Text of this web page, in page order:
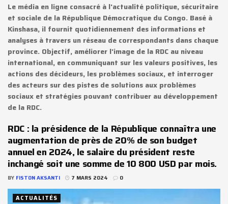
Le média en ligne consacré à l'actualité politique, sécuritaire
et sociale de la République Démocratique du Congo. Basé à
Kinshasa, il fournit quotidiennement des informations et
analyses à travers un réseau de correspondants dans chaque
province. Objectif, améliorer l'image de la RDC au niveau
international, en communiquant sur les valeurs positives, les
actions des décideurs, les problèmes sociaux, et interroger
des acteurs sur des pistes de solutions aux problèmes
sociaux et stratégies pouvant contribuer au développement
de la RDC.
RDC : la présidence de la République connaîtra une
augmentation de près de 20% de son budget
annuel en 2024, le salaire du président reste
inchangé soit une somme de 10 800 USD par mois.
BY FISTON AKSANTI 7 MARS 2024 0
ACTUALITÉS